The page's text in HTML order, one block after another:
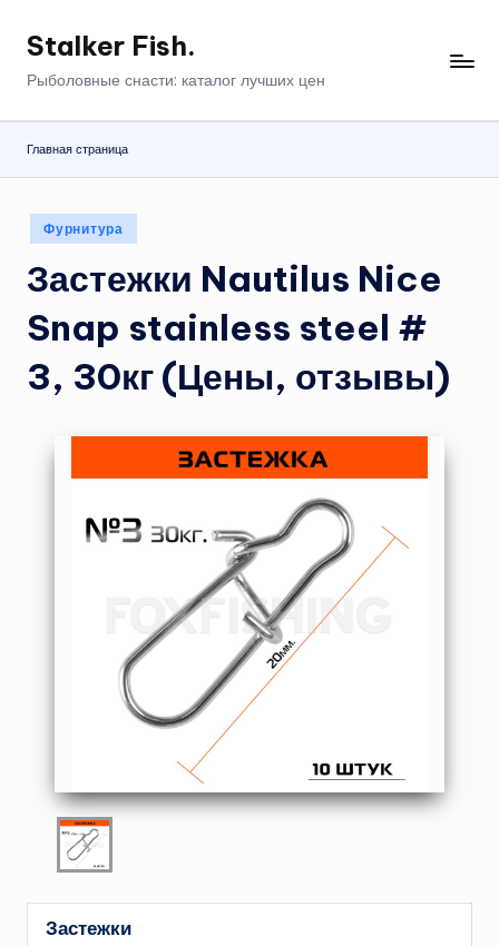
Перейти
Stalker Fish.
Рыболовные снасти: каталог лучших цен
Главная страница
Опубликовано
в
Фурнитура
Застежки Nautilus Nice
Snap stainless steel #
3, 30кг (Цены, отзывы)
Застежки